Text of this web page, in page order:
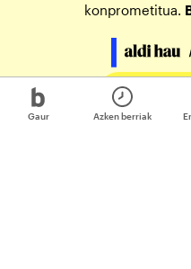
Gaur Azken berriak
konprometitua.
Egin